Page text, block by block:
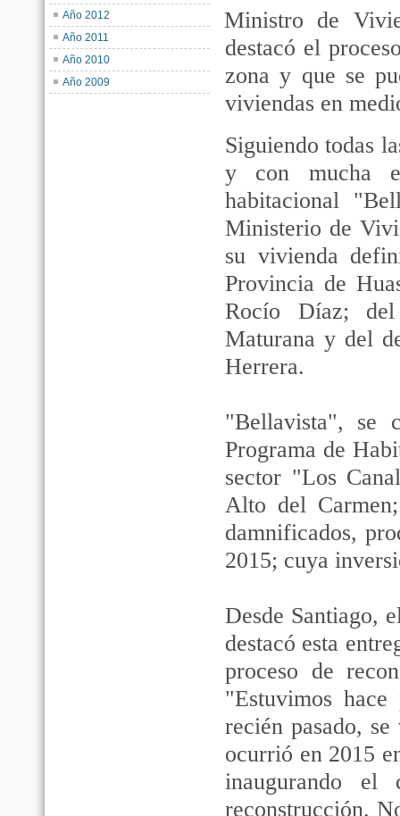
Año 2012
Año 2011
Año 2010
Año 2009
Ministro de
destacó el
zona y que se
viviendas en
Siguiendo todas
y con mucha
habitacional
Ministerio de
su vivienda
Provincia de
Rocío Díaz;
Maturana y del
Herrera.
"Bellavista", se
Programa de
sector "Los
Alto del
damnificados,
2015; cuya
Desde Santiago,
destacó esta
proceso de
"Estuvimos
recién pasado,
ocurrió en 2015
inaugurando el
reconstrucción.